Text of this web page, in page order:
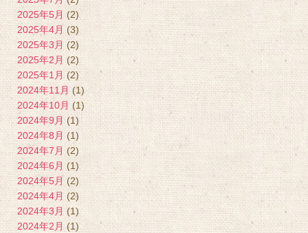
2025年5月 (2)
2025年4月 (3)
2025年3月 (2)
2025年2月 (2)
2025年1月 (2)
2024年11月 (1)
2024年10月 (1)
2024年9月 (1)
2024年8月 (1)
2024年7月 (2)
2024年6月 (1)
2024年5月 (2)
2024年4月 (2)
2024年3月 (1)
2024年2月 (1)